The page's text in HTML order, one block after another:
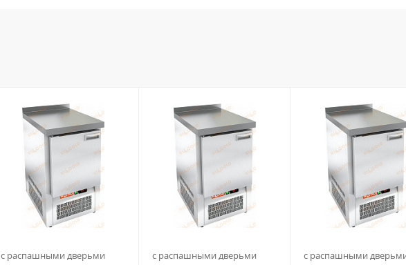
с распашными дверьми с распашными дверьми с распашными